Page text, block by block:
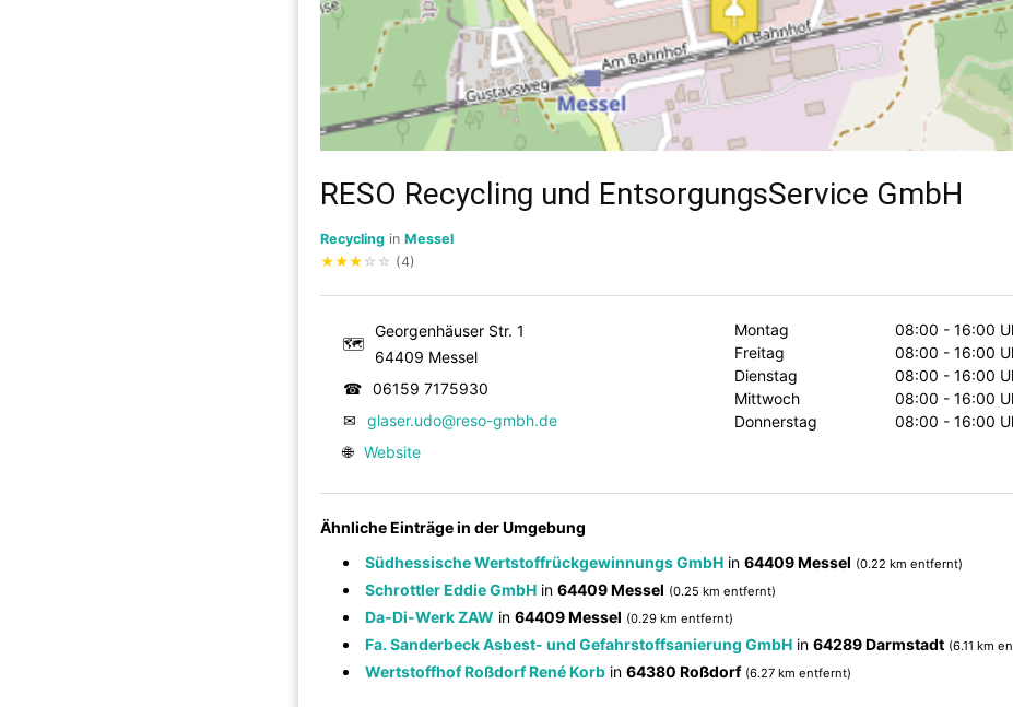
RESO Recycling und EntsorgungsService GmbH
Recycling in Messel
★★★ ☆ ☆ (4)
🗺
Georgenhäuser Str. 1
64409 Messel
☎ 06159 7175930
✉
glaser.udo@reso-gmbh.de
🌐 Website
Montag
08:00 - 16:00
Freitag
08:00 - 16:00
Dienstag
08:00 - 16:00
Mittwoch
08:00 - 16:00
Donnerstag
08:00 - 16:00
Ähnliche Einträge in der Umgebung
Südhessische Wertstoffrückgewinnungs GmbH in 64409 Messel (0.22 km entfernt)
Schrottler Eddie GmbH in 64409 Messel (0.25 km entfernt)
Da-Di-Werk ZAW in 64409 Messel (0.29 km entfernt)
Fa. Sanderbeck Asbest- und Gefahrstoffsanierung GmbH in 64289 Darmstadt (6.11 km
Wertstoffhof Roßdorf René Korb in 64380 Roßdorf (6.27 km entfernt)